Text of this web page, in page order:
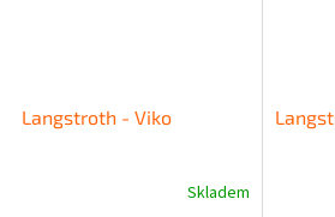
Langstroth - Viko
Skladem